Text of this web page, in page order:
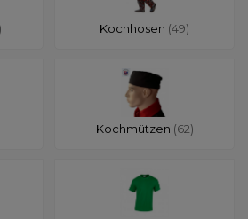
Kochhosen (49)
Kochmützen (62)